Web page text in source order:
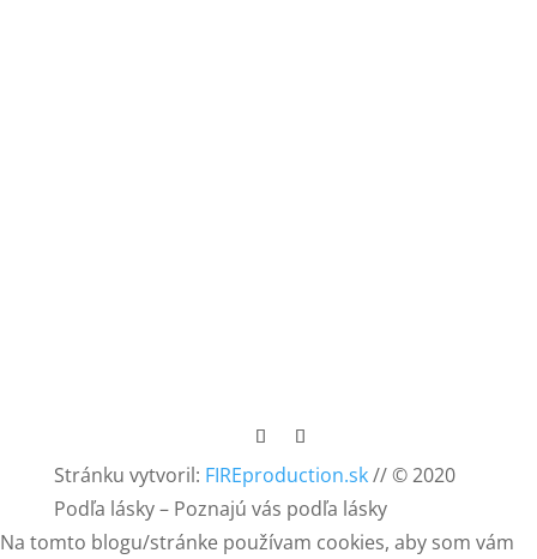
Stránku vytvoril: FIREproduction.sk// © 2020
Podľa lásky – Poznajú vás podľa lásky
Na tomto blogu/stránke používam cookies, aby som vám